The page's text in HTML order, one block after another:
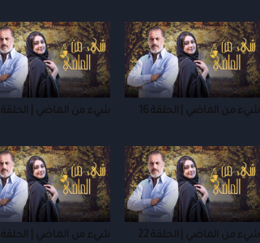
شيء من الماضي | الحلقة 16 شيء من الماضي | الحلقة 17
شيء من الماضي | الحلقة 22 شيء من الماضي | الحلقة 23